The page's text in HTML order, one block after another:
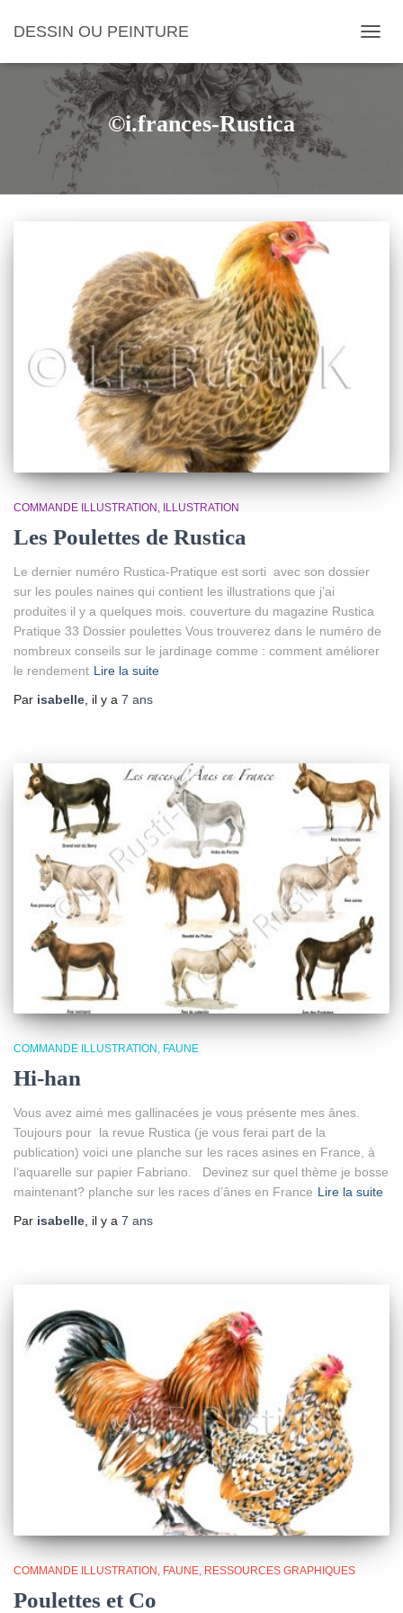
DESSIN OU PEINTURE
©i.frances-Rustica
COMMANDE ILLUSTRATION ILLUSTRATION
Les Poulettes de Rustica
Le dernier numéro Rustica-Pratique est sorti avec son dossier
sur les poules naines qui contient les illustrations que j’ai
produites il y a quelques mois. couverture du magazine Rustica
Pratique 33 Dossier poulettes Vous trouverez dans le numéro de
nombreux conseils sur le jardinage comme : comment améliorer
le rendement Lire la suite
Par isabelle , il y a 7 ans
COMMANDE ILLUSTRATION FAUNE
Hi-han
Vous avez aimé mes gallinacées je vous présente mes ânes.
Toujours pour la revue Rustica (je vous ferai part de la
publication) voici une planche sur les races asines en France, à
l’aquarelle sur papier Fabriano. Devinez sur quel thème je bosse
maintenant? planche sur les races d’ânes en France Lire la suite
Par isabelle, il y a 7 ans
COMMANDE ILLUSTRATION FAUNE RESSOURCES GRAPHIQUES
Poulettes et Co